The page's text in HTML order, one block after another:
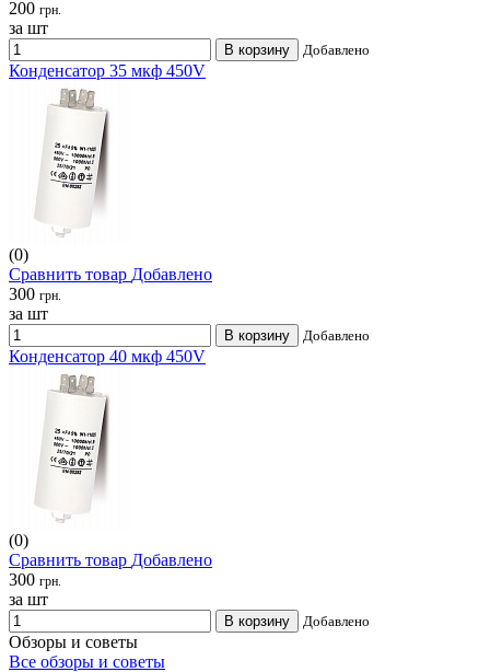
200 грн.
за шт
В корзину Добавлено
Конденсатор 35 мкф 450V
(0)
Сравнить товар Добавлено
300 грн.
за шт
В корзину Добавлено
Конденсатор 40 мкф 450V
(0)
Сравнить товар Добавлено
300 грн.
за шт
В корзину Добавлено
Обзоры и советы
Все обзоры и советы